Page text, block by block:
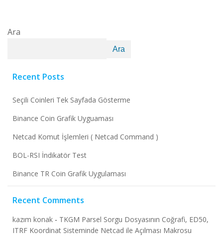
Ara
Ara
Recent Posts
Seçili Coinleri Tek Sayfada Gösterme
Binance Coin Grafik Uyguaması
Netcad Komut İşlemleri ( Netcad Command )
BOL-RSI İndikatör Test
Binance TR Coin Grafik Uygulaması
Recent Comments
kazım konak - TKGM Parsel Sorgu Dosyasının Coğrafi, ED50,
ITRF Koordinat Sisteminde Netcad ile Açılması Makrosu